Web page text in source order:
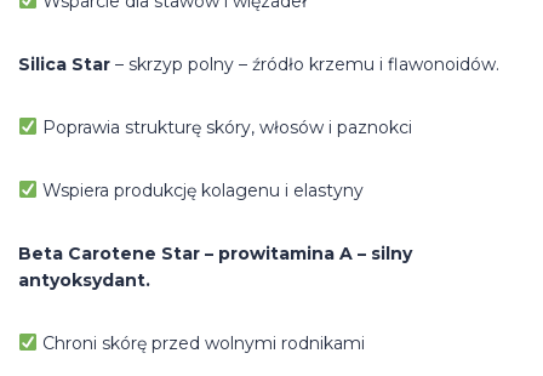
Silica Star – skrzyp polny – źródło krzemu i flawonoidów.
Poprawia strukturę skóry, włosów i paznokci
Wspiera produkcję kolagenu i elastyny
Beta Carotene Star – prowitamina A – silny
antyoksydant.
Chroni skórę przed wolnymi rodnikami